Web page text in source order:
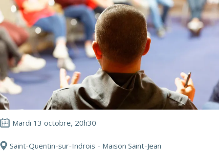
Mardi 13 octobre, 20h30
Saint-Quentin-sur-Indrois - Maison Saint-Jean